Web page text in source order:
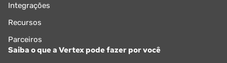
Integrações
Recursos
Parceiros
Saiba o que a Vertex pode fazer por você